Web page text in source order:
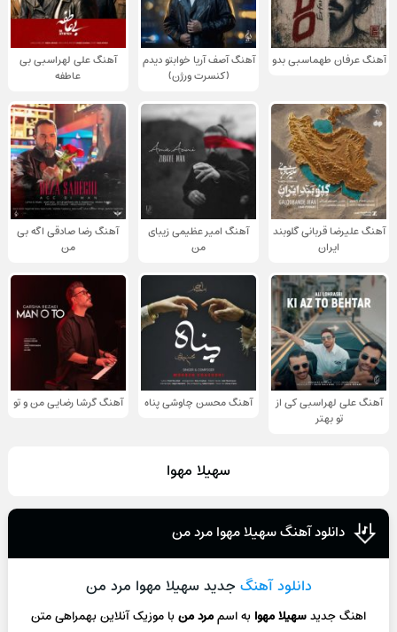
آهنگ عرفان طهماسبی بدو
آهنگ آصف آریا خوابتو دیدم
(کنسرت ورژن)
آهنگ علی لهراسبی بی
عاطفه
آهنگ علیرضا قربانی گلوبند
ایران
آهنگ امیر عظیمی زیبای
من
آهنگ رضا صادقی اگه بی
من
آهنگ علی لهراسبی کی از
تو ‌بهتر
آهنگ محسن چاوشی پناه آهنگ گرشا رضایی من و تو
سهیلا مهوا
دانلود آهنگ سهیلا مهوا مرد من
دانلود آهنگ جدید سهیلا مهوا مرد من
اهنگ جدیدسهیلا مهوا به اسممرد منبا موزیک آنلاینبهمراهی متن